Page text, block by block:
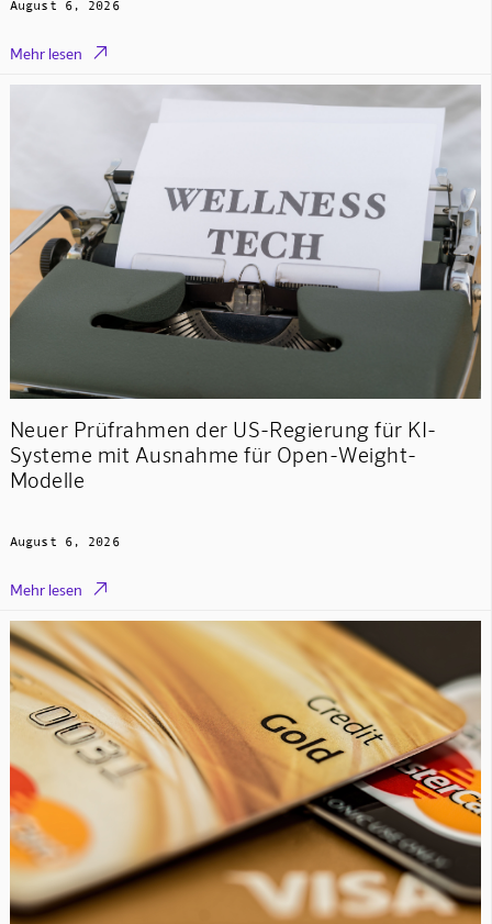
August 6, 2026
Mehr lesen 
Neuer Prüfrahmen der US-Regierung für KI-
Systeme mit Ausnahme für Open-Weight-
Modelle
August 6, 2026
Mehr lesen 